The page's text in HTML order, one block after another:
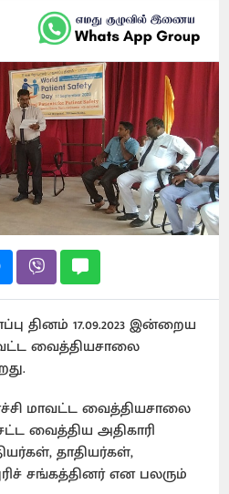
தினம் 17.09.2023 இன்றைய
வைத்தியசாலை
மாவட்ட வைத்தியசாலை
வைத்திய அதிகாரி
தாதியர்கள்,
சங்கத்தினர் என பலரும்